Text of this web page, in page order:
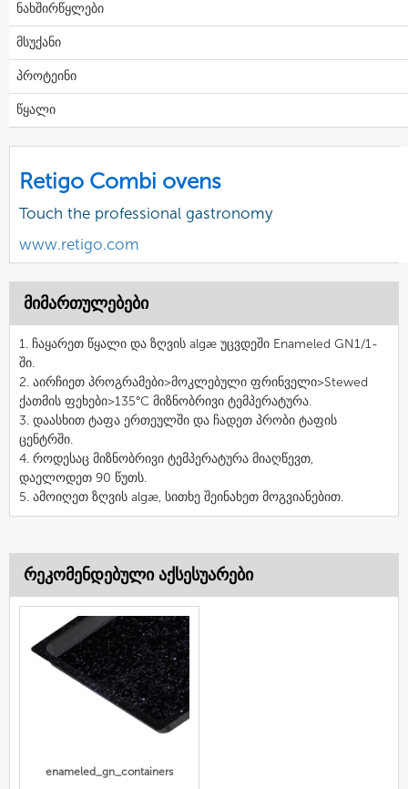
ნახშირწყლები
მსუქანი
პროტეინი
წყალი
Retigo Combi ovens
Touch the professional gastronomy
www.retigo.com
მიმართულებები
1. ჩაყარეთ წყალი და ზღვის algæ უცვდეში Enameled GN1/1-
ში.
2. აირჩიეთ პროგრამები>მოკლებული ფრინველი>Stewed
ქათმის ფეხები>135°C მიზნობრივი ტემპერატურა.
3. დაასხით ტაფა ერთეულში და ჩადეთ პრობი ტაფის
ცენტრში.
4. როდესაც მიზნობრივი ტემპერატურა მიაღწევთ,
დაელოდეთ 90 წუთს.
5. ამოიღეთ ზღვის algæ, სითხე შეინახეთ მოგვიანებით.
რეკომენდებული აქსესუარები
enameled_gn_containers